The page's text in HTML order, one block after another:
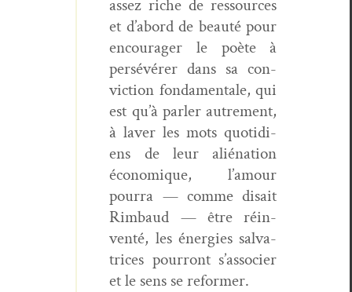
assez riche de ressources
et d’abord de beauté pour
encour­ager le poète à
per­sévér­er dans sa con­
vic­tion fon­da­men­tale, qui
est qu’à par­ler autrement,
à laver les mots quo­ti­di­
ens de leur alié­na­tion
économique, l’amour
pour­ra — comme dis­ait
Rim­baud — être réin­
ven­té, les éner­gies sal­va­
tri­ces pour­ront s’associer
et le sens se reformer.